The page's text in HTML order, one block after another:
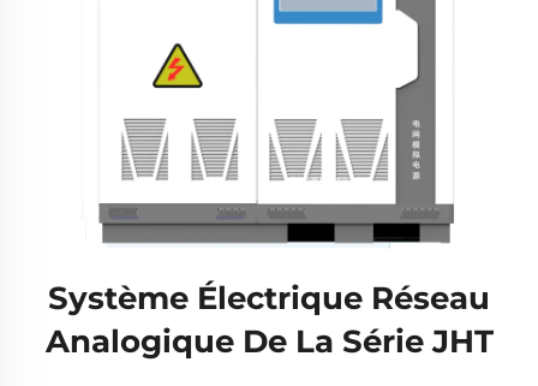
Système Électrique Réseau
Analogique De La Série JHT